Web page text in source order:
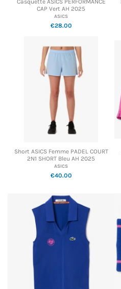
CAP Vert AH 2025
ASICS
€28.00
Short ASICS Femme PADEL COURT
2N1 SHORT Bleu AH 2025
ASICS
€40.00